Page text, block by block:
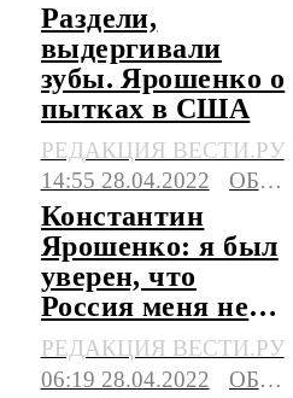
Раздели,
выдергивали
зубы. Ярошенко о
пытках в США
РЕДАКЦИЯ ВЕСТИ.РУ
14:55 28.04.2022
ОБЩЕСТВО
Константин
Ярошенко: я был
уверен, что
Россия меня не
бросит
РЕДАКЦИЯ ВЕСТИ.РУ
06:19 28.04.2022
ОБЩЕСТВО